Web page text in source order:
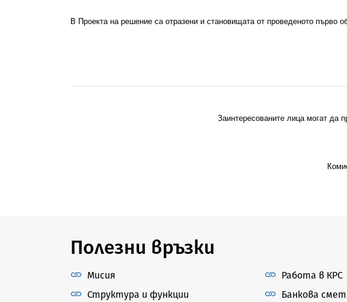
В Проекта на решение са отразени и становищата от проведеното
Заинтересованите лица могат да
Полезни връзки
Мисия
Структура и функции
Работа в КРС
Банкова